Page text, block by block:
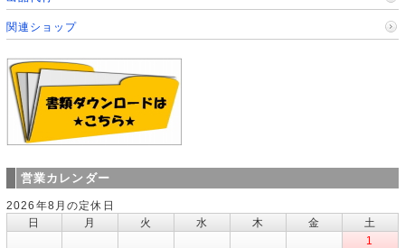
関連ショップ
営業カレンダー
2026年8月の定休日
日
月 火 水 木 金
土
1